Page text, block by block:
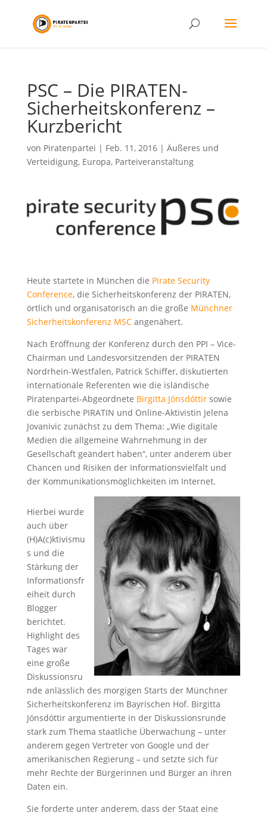
PSC – Die PIRATEN-
Sicherheitskonferenz –
Kurzbericht
von Piratenpartei | Feb. 11, 2016| Äußeres und
Verteidigung, Europa, Parteiveranstaltung
Heute startete in München die Pirate Security
Conference, die Sicherheitskonferenz der PIRATEN,
örtlich und organisatorisch an die große Münchner
Sicherheitskonferenz MSCangenähert.
Nach Eröffnung der Konferenz durch den PPI – Vice-
Chairman und Landesvorsitzenden der PIRATEN
Nordrhein-Westfalen, Patrick Schiffer, diskutierten
internationale Referenten wie die isländische
Piratenpartei-Abgeordnete Birgitta Jónsdóttirsowie
die serbische PIRATIN und Online-Aktivistin Jelena
Jovanivic zunächst zu dem Thema: „Wie digitale
Medien die allgemeine Wahrnehmung in der
Gesellschaft geändert haben“, unter anderem über
Chancen und Risiken der Informationsvielfalt und
der Kommunikationsmöglichkeiten im Internet.
Hierbei wurde
auch über
(H)A(c)ktivismu
s und die
Stärkung der
Informationsfr
eiheit durch
Blogger
berichtet.
Highlight des
Tages war
eine große
Diskussionsru
nde anlässlich des morgigen Starts der Münchner
Sicherheitskonferenz im Bayrischen Hof. Birgitta
Jónsdóttir argumentierte in der Diskussionsrunde
stark zum Thema staatliche Überwachung – unter
anderem gegen Vertreter von Google und der
amerikanischen Regierung – und setzte sich für
mehr Rechte der Bürgerinnen und Bürger an ihren
Daten ein.
Sie forderte unter anderem, dass der Staat eine